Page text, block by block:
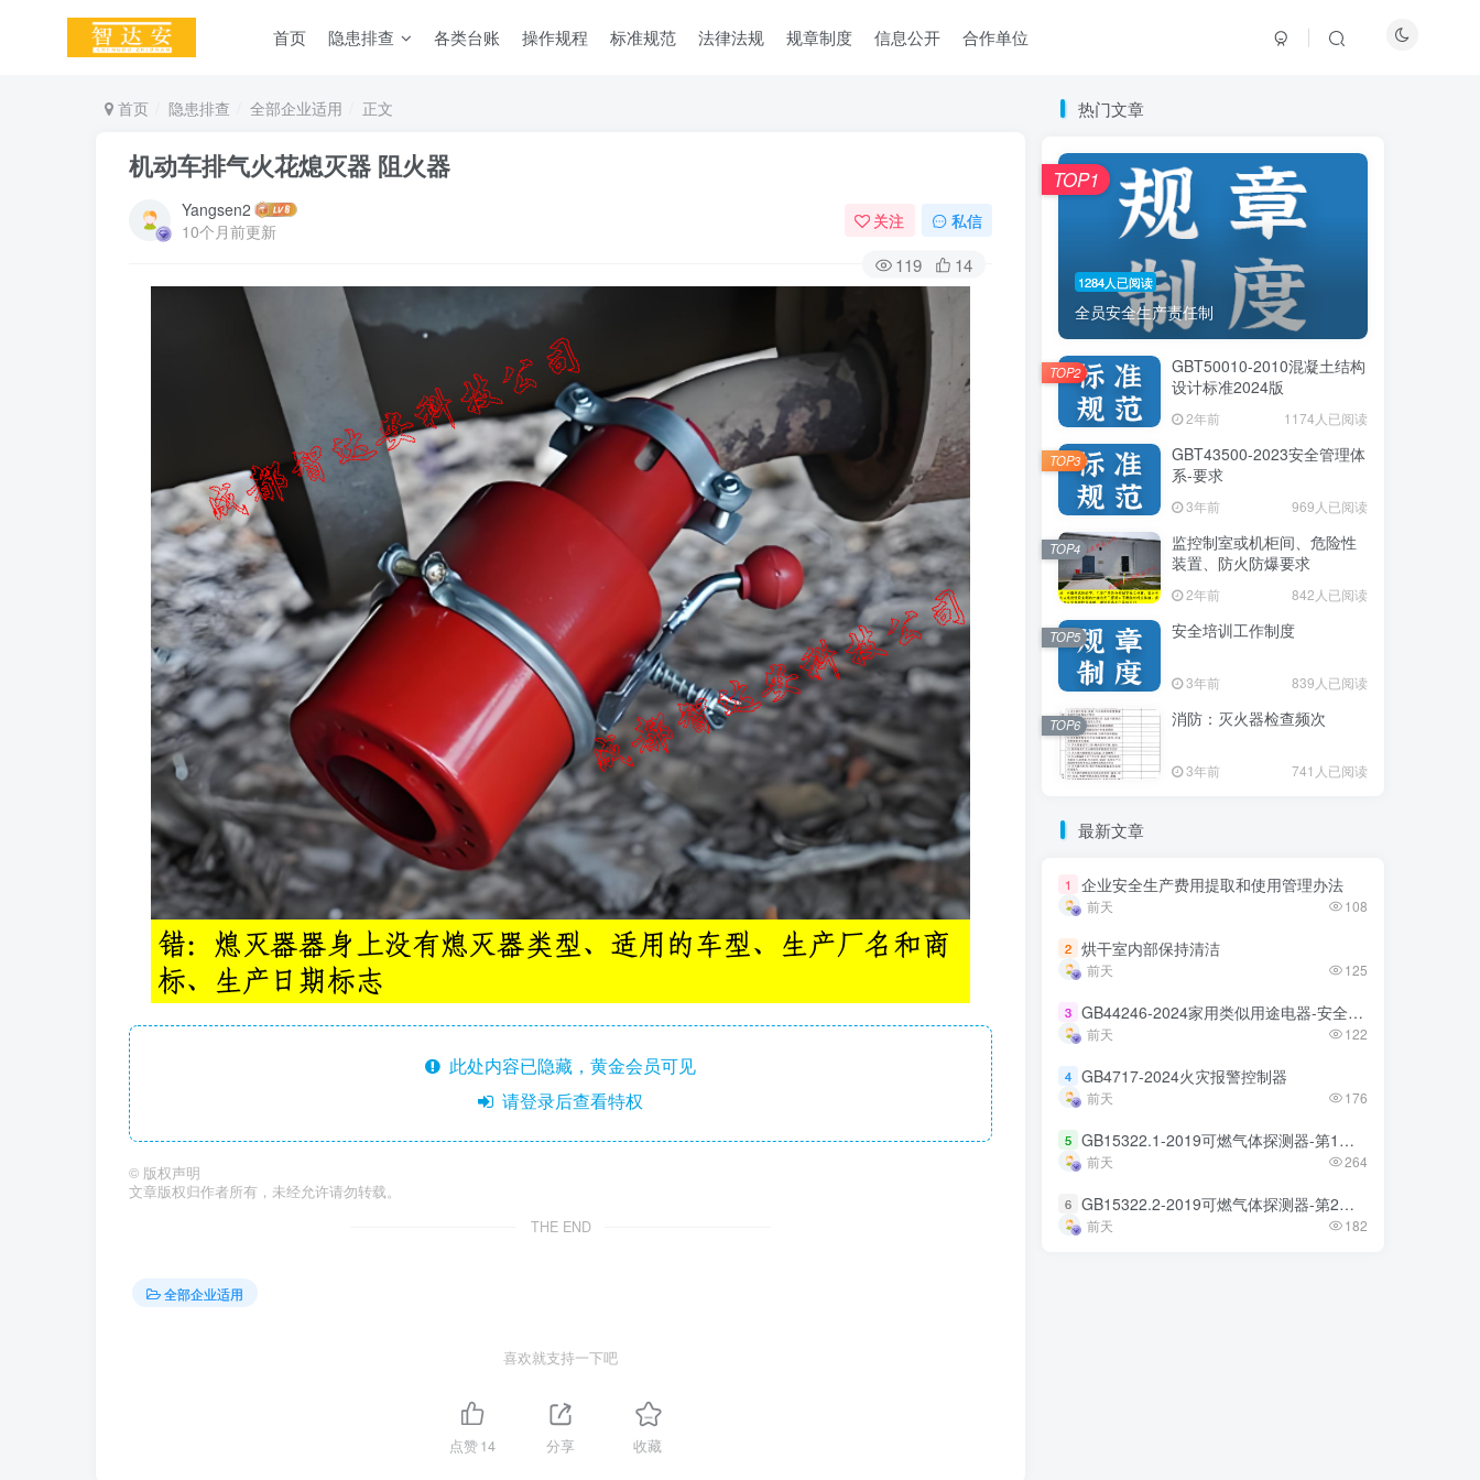
首页 隐患排查 各类台账 操作规程 标准规范 法律法规 规章制度 信息公开 合作单位
首页 隐患排查 全部企业适用 正文
机动车排气火花熄灭器 阻火器
Yangsen2
10个月前更新
关注 私信
119 14
此处内容已隐藏，黄金会员可见
请登录后查看特权
© 版权声明
文章版权归作者所有，未经允许请勿转载。
THE END
全部企业适用
喜欢就支持一下吧
点赞14 分享 收藏
热门文章
1284人已阅读
全员安全生产责任制
TOP1
GBT50010-2010混凝土结构
设计标准2024版
2年前 1174人已阅读
TOP2
GBT43500-2023安全管理体
系-要求
3年前 969人已阅读
TOP3
监控制室或机柜间、危险性
装置、防火防爆要求
2年前 842人已阅读
TOP4
安全培训工作制度
3年前 839人已阅读
TOP5
消防：灭火器检查频次
3年前 741人已阅读
TOP6
最新文章
1 企业安全生产费用提取和使用管理办法
前天 108
2 烘干室内部保持清洁
前天 125
3 GB44246-2024家用类似用途电器-安全技术规范
前天 122
4 GB4717-2024火灾报警控制器
前天 176
5 GB15322.1-2019可燃气体探测器-第1部分
前天 264
6 GB15322.2-2019可燃气体探测器-第2部分
前天 182
热门文章
1284人已阅读
全员安全生产责任制
TOP1
GBT50010-2010混凝土结构
设计标准2024版
2年前 1174人已阅读
TOP2
GBT43500-2023安全管理体
系-要求
3年前 969人已阅读
TOP3
监控制室或机柜间、危险性
装置、防火防爆要求
2年前 842人已阅读
TOP4
安全培训工作制度
3年前 839人已阅读
TOP5
消防：灭火器检查频次
3年前 741人已阅读
TOP6
最新文章
1 企业安全生产费用提取和使用管理办法
前天 108
2 烘干室内部保持清洁
前天 125
3 GB44246-2024家用类似用途电器-安全技术规范
前天 122
4 GB4717-2024火灾报警控制器
前天 176
5 GB15322.1-2019可燃气体探测器-第1部分
前天 264
6 GB15322.2-2019可燃气体探测器-第2部分
前天 182